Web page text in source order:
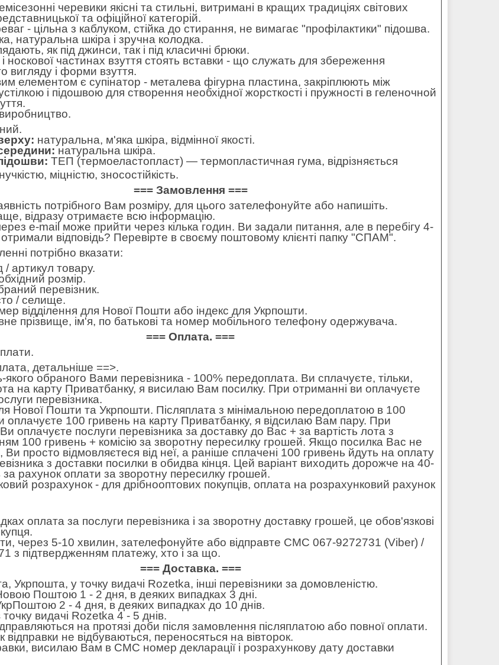
черевики якісні та стильні, витримані в кращих традиціях світових
та офіційної категорій.
- цільна з каблуком, стійка до стирання, не вимагає "профілактики" підошва.
натуральна шкіра і зручна колодка.
як під джинси, так і під класичні брюки.
і носкової частинах взуття стоять вставки - що служать для збереження
вигляду і форми взуття.
елементом є супінатор - металева фігурна пластина, закріплюють між
і підошвою для створення необхідної жорсткості і пружності в геленочной
натуральна, м'яка шкіра, відмінної якості.
натуральна шкіра.
ТЕП (термоеластопласт) — термопластичная гума, відрізняється
міцністю, зносостійкість.
=== Замовлення ===
потрібного Вам розміру, для цього зателефонуйте або напишіть.
відразу отримаєте всю інформацію.
e-mail може прийти через кілька годин. Ви задали питання, але в перебігу 4-
відповідь? Перевірте в своєму поштовому клієнті папку "СПАМ".
потрібно вказати:
/ артикул товару.
розмір.
перевізник.
/ селище.
відділення для Нової Пошти або індекс для Укрпошти.
прізвище, ім'я, по батькові та номер мобільного телефону одержувача.
=== Оплата. ===
детальніше ==>.
якого обраного Вами перевізника - 100% передоплата. Ви сплачуєте, тільки,
на карту Приватбанку, я висилаю Вам посилку. При отриманні ви оплачуєте
перевізника.
Нової Пошти та Укрпошти. Післяплата з мінімальною передоплатою в 100
оплачуєте 100 гривень на карту Приватбанку, я відсилаю Вам пару. При
оплачуєте послуги перевізника за доставку до Вас + за вартість лота з
100 гривень + комісію за зворотну пересилку грошей. Якщо посилка Вас не
Ви просто відмовляєтеся від неї, а раніше сплачені 100 гривень йдуть на оплату
з доставки посилки в обидва кінця. Цей варіант виходить дорожче на 40-
за рахунок оплати за зворотну пересилку грошей.
розрахунок - для дрібнооптових покупців, оплата на розрахунковий рахунок
оплата за послуги перевізника і за зворотну доставку грошей, це обов'язкові
через 5-10 хвилин, зателефонуйте або відправте СМС 067-9272731 (Viber) /
з підтвердженням платежу, хто і за що.
=== Доставка. ===
Укрпошта, у точку видачі Rozetka, інші перевізники за домовленістю.
Поштою 1 - 2 дня, в деяких випадках 3 дні.
2 - 4 дня, в деяких випадках до 10 днів.
видачі Rozetka 4 - 5 днів.
на протязі доби після замовлення післяплатою або повної оплати.
відправки не відбуваються, переносяться на вівторок.
висилаю Вам в СМС номер декларації і розрахункову дату доставки